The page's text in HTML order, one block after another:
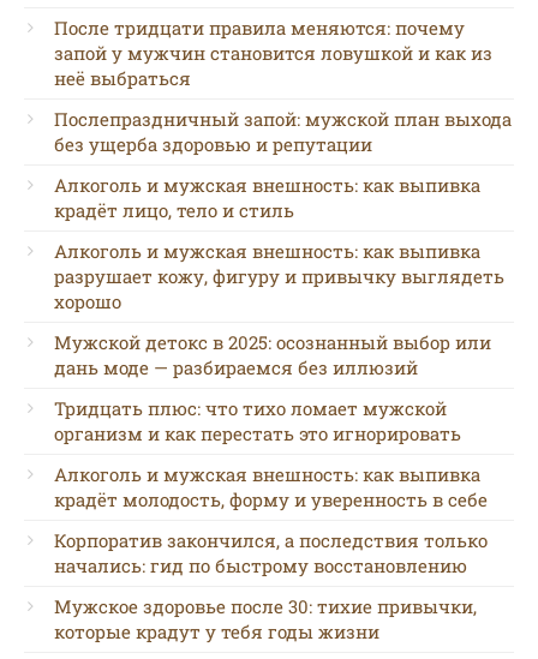
После тридцати правила меняются: почему
запой у мужчин становится ловушкой и как из
неё выбраться
Послепраздничный запой: мужской план выхода
без ущерба здоровью и репутации
Алкоголь и мужская внешность: как выпивка
крадёт лицо, тело и стиль
Алкоголь и мужская внешность: как выпивка
разрушает кожу, фигуру и привычку выглядеть
хорошо
Мужской детокс в 2025: осознанный выбор или
дань моде — разбираемся без иллюзий
Тридцать плюс: что тихо ломает мужской
организм и как перестать это игнорировать
Алкоголь и мужская внешность: как выпивка
крадёт молодость, форму и уверенность в себе
Корпоратив закончился, а последствия только
начались: гид по быстрому восстановлению
Мужское здоровье после 30: тихие привычки,
которые крадут у тебя годы жизни